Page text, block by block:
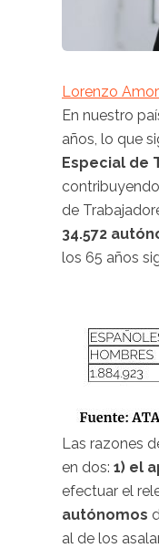
Lorenzo
En nuestro
años, lo que
Especial de
de
34.572
los 65 años
Las razones
en dos: 1) el
efectuar el
autónomos
al de los